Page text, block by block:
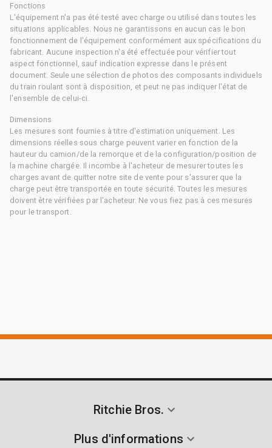
Fonctions
L'équipement n'a pas été testé avec charge ou utilisé dans toutes les
situations applicables. Nous ne garantissons en aucun cas le bon
fonctionnement de l'équipement conformément aux spécifications du
fabricant. Aucune inspection n'a été effectuée pour vérifier tout
aspect fonctionnel, sauf indication expresse dans le présent
document. Seule une sélection de photos des composants individuels
du train roulant sont à disposition, et peut ne pas indiquer l'état de
l'ensemble de celui-ci.
Dimensions
Les mesures sont fournies à titre d'estimation uniquement. Les
dimensions réelles sous charge peuvent varier en fonction de la
hauteur du camion/de la remorque et de la configuration/position de
la machine chargée. Il incombe à l'acheteur de mesurer toutes les
charges avant de quitter notre site de vente pour s'assurer que la
charge peut être transportée en toute sécurité. Toutes les mesures
doivent être vérifiées par l'acheteur. Ne vous fiez pas à ces mesures
pour le transport.
Ritchie Bros.
Plus d'informations